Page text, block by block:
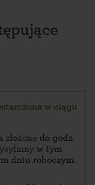
w ciągu
złożone do godz.
w tym
dniu roboczym.